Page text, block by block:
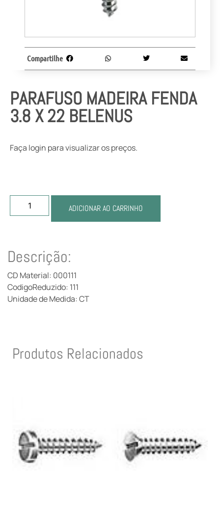
PARAFUSO MADEIRA FENDA
3.8 X 22 BELENUS
Faça login para visualizar os preços.
ADICIONAR AO CARRINHO
Compartilhe
Descrição:
CD Material: 000111
CodigoReduzido: 111
Unidade de Medida: CT
Produtos Relacionados